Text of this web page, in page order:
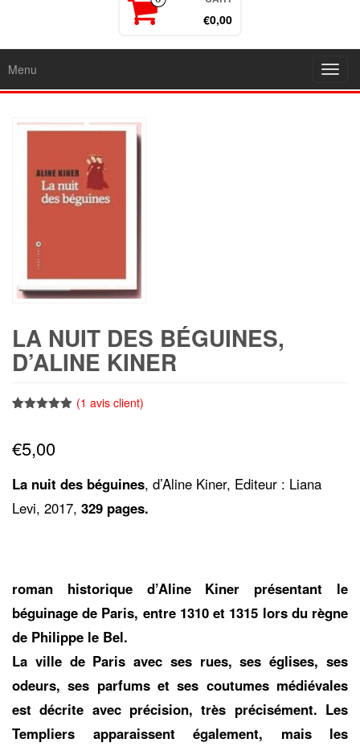
€0,00
Menu
LA NUIT DES BÉGUINES,
D’ALINE KINER
basé sur
notation
(1 avis client)
€5,00
La nuit des béguines, d’Aline Kiner, Editeur : Liana
Levi, 2017, 329 pages.
roman historique d’Aline Kiner présentant le
béguinage de Paris, entre 1310 et 1315 lors du règne
de Philippe le Bel.
La ville de Paris avec ses rues, ses églises, ses
odeurs, ses parfums et ses coutumes médiévales
est décrite avec précision, très précisément. Les
Templiers apparaissent également, mais les